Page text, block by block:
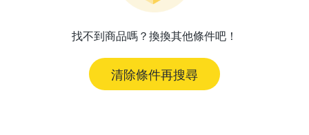
找不到商品嗎？換換其他條件吧！
清除條件再搜尋